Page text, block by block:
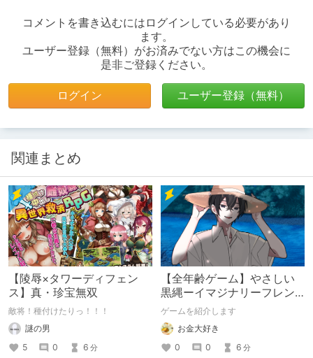
コメントを書き込むにはログインしている必要があり
ます。
ユーザー登録（無料）がお済みでない方はこの機会に
是非ご登録ください。
ログイン ユーザー登録（無料）
関連まとめ
【陵辱×タワーディフェン
ス】真・珍宝無双
敵将！種付けたりっ！！！
謎の男
5
0 6 分
【全年齢ゲーム】やさしい
黒縄ーイマジナリーフレン
ドの「彼」と過ごすおぼん
やすみー
ゲームを紹介します
お金大好き
0
0 6 分